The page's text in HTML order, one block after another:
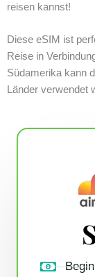
reisen kannst!
Diese eSIM ist
Reise in
Südamerika kann
Länder